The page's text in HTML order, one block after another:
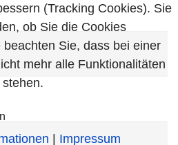
(Tracking Cookies). Sie
ob Sie die Cookies
Sie, dass bei einer
mehr alle Funktionalitäten
| Impressum